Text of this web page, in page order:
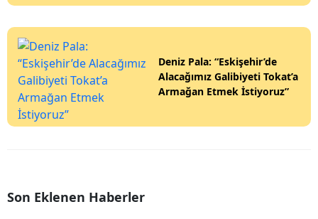
Deniz Pala: “Eskişehir’de
Alacağımız Galibiyeti Tokat’a
Armağan Etmek İstiyoruz”
Son Eklenen Haberler